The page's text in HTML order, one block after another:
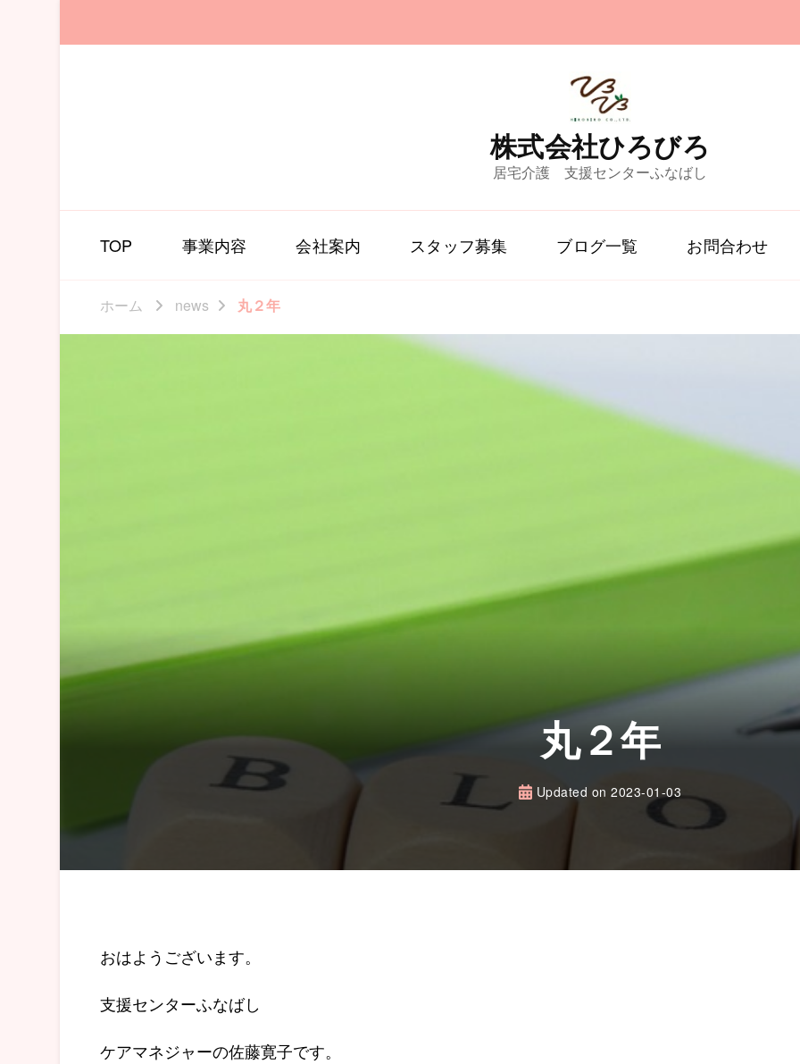
株式会社ひろびろ
居宅介護 支援センターふなばし
TOP 事業内容 会社案内 スタッフ募集 ブログ一覧 お問合わせ
ホーム news 丸２年
丸２年
Updated on2023-01-03
おはようございます。
支援センターふなばし
ケアマネジャーの佐藤寛子です。